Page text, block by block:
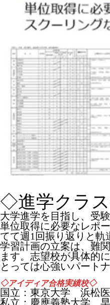
◇進学クラ
大学進学を目指し、受
単位取得に必要なレポ
てて週1回振り返りと軌
学習計画の立案は、難
ます。志望校が具体的
とっては心強いパート
◇アイディア合格実績校◇
国立：東京大学 浜松
私立：慶應義塾大学